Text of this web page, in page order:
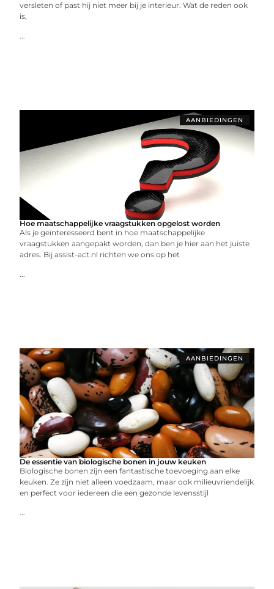
versleten of past hij niet meer bij je interieur. Wat de reden ook
is,
...
AANBIEDINGEN
Hoe maatschappelijke vraagstukken opgelost worden
Als je geïnteresseerd bent in hoe maatschappelijke
vraagstukken aangepakt worden, dan ben je hier aan het juiste
adres. Bij assist-act.nl richten we ons op het
...
AANBIEDINGEN
De essentie van biologische bonen in jouw keuken
Biologische bonen zijn een fantastische toevoeging aan elke
keuken. Ze zijn niet alleen voedzaam, maar ook milieuvriendelijk
en perfect voor iedereen die een gezonde levensstijl
...